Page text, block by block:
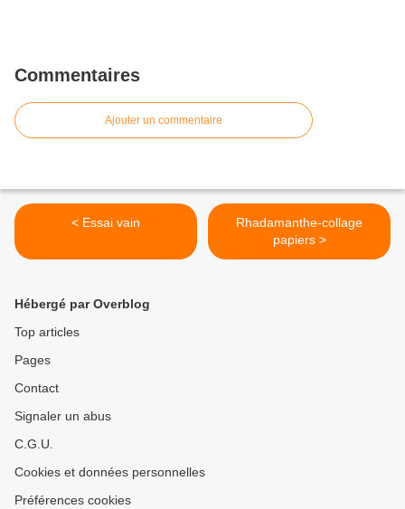
Commentaires
Ajouter un commentaire
< Essai vain
Rhadamanthe-collage
papiers >
Hébergé par Overblog
Top articles
Pages
Contact
Signaler un abus
C.G.U.
Cookies et données personnelles
Préférences cookies